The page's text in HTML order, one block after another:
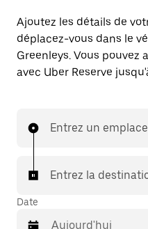
Ajoutez les détails de
déplacez-vous dans le
Greenleys. Vous pouvez
avec Uber Reserve
Entrez un
Entrez la
Date